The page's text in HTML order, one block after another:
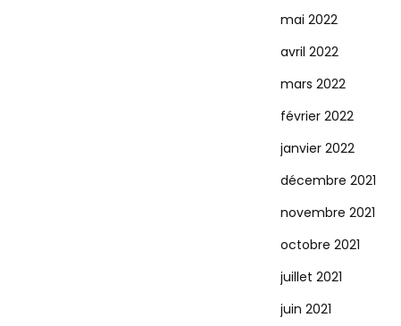
mai 2022
avril 2022
mars 2022
février 2022
janvier 2022
décembre 2021
novembre 2021
octobre 2021
juillet 2021
juin 2021